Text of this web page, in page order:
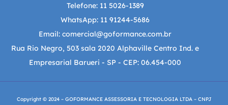
Telefone: 11 5026-1389
WhatsApp: 11 91244-5686
Email: comercial@goformance.com.br
Rua Rio Negro, 503 sala 2020 Alphaville Centro Ind. e
Empresarial Barueri - SP - CEP: 06.454-000
Copyright © 2024 – GOFORMANCE ASSESSORIA E TECNOLOGIA LTDA – CNPJ